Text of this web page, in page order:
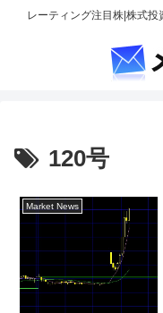
レーティング注目株|株式
120号
Market News